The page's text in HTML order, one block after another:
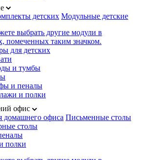
детских Модульные детские
выбрать другие модули в
помеченных таким значком.
для детских
и тумбы
и пеналы
и полки
офис
домашнего офиса Письменные столы
столы
полки